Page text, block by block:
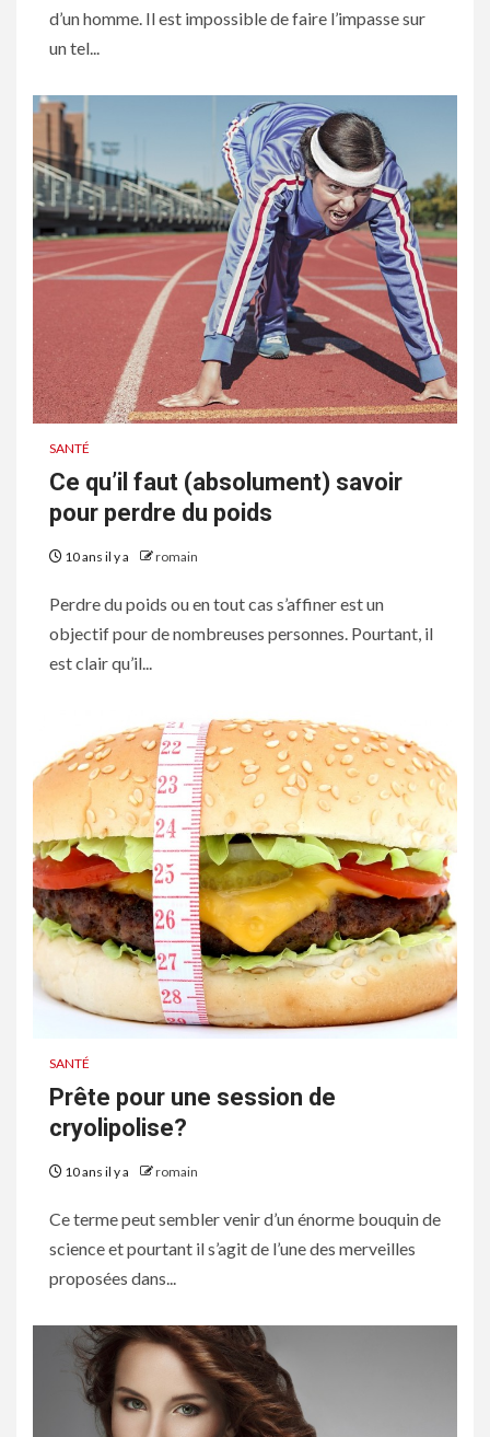
d’un homme. Il est impossible de faire l’impasse sur
un tel...
SANTÉ
Ce qu’il faut (absolument) savoir
pour perdre du poids
10 ans il y a romain
Perdre du poids ou en tout cas s’affiner est un
objectif pour de nombreuses personnes. Pourtant, il
est clair qu’il...
SANTÉ
Prête pour une session de
cryolipolise?
10 ans il y a romain
Ce terme peut sembler venir d’un énorme bouquin de
science et pourtant il s’agit de l’une des merveilles
proposées dans...